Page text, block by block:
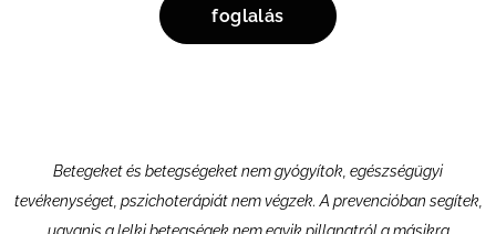
foglalás
Betegeket és betegségeket nem gyógyítok, egészségügyi
tevékenységet, pszichoterápiát nem végzek. A prevencióban segítek,